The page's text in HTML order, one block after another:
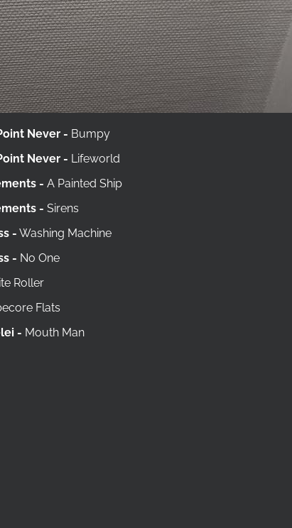
Never - Bumpy
Never - Lifeworld
-A Painted Ship
-Sirens
- Washing Machine
- No One
Roller
Flats
- Mouth Man